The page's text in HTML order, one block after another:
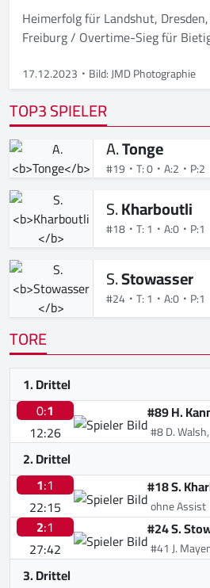
Heimerfolg für Landshut,
Freiburg / Overtime-Sieg für
17.12.2023 Bild: JMD Photographie
TOP3 SPIELER
A.Tonge
#19 T: 0 A:2 P:2
S.Kharboutli
#18 T: 1 A:0 P:1
S.Stowasser
#24 T: 1 A:0 P:1
TORE
1. Drittel
0:1
12:26
#89 H.
#8 D.
2. Drittel
1:1
22:15
#18 S.
ohne Assist
2:1
27:42
#24 S.
#41 J.
3. Drittel